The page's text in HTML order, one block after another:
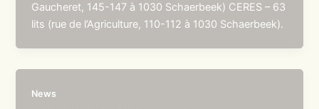
Gaucheret, 145-147 à 1030 Schaerbeek) CERES – 63
lits (rue de l’Agriculture, 110-112 à 1030 Schaerbeek).
News